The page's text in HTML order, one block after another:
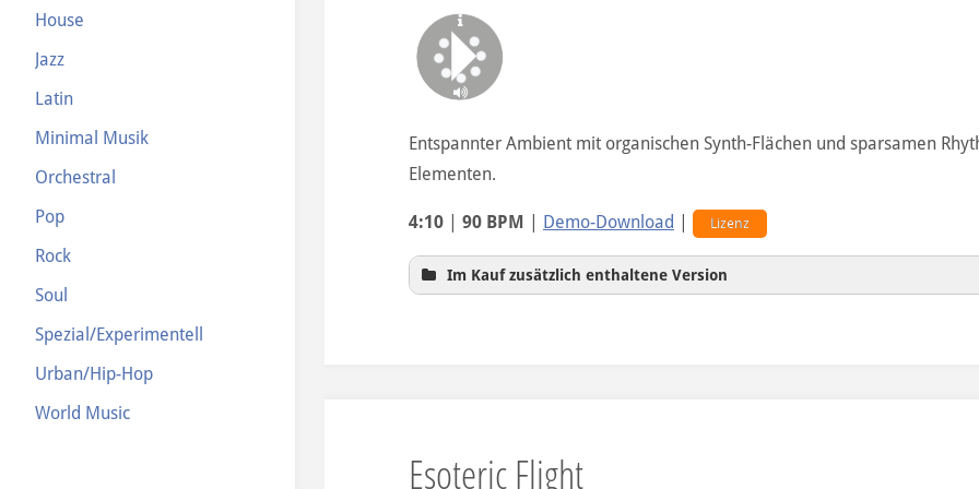
Entspannter Ambient mit organischen Synth-Flächen und sparsamen
Elementen.
4:10 |90 BPM Demo-Download Lizenz
Im Kauf zusätzlich enthaltene Version
Esoteric Flight
House
Jazz
Latin
Minimal Musik
Orchestral
Pop
Rock
Soul
Spezial/Experimentell
Urban/Hip-Hop
World Music